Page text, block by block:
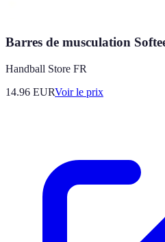
Barres de musculation
Handball Store FR
14.96 EURVoir le prix